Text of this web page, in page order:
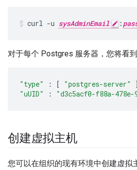
curl -u sysAdminEmail :
对于每个 Postgres 服务器，您将看
"type" : [ "postgres-server"
"uUID"
: "d3c5acf0-f88a-478e-
创建虚拟主机
您可以在组织的现有环境中创建虚拟